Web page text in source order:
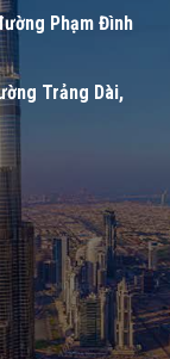
Phạm Đình
Trảng Dài,